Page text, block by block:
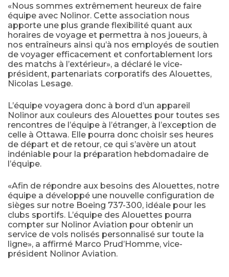
«Nous sommes extrêmement heureux de faire
équipe avec Nolinor. Cette association nous
apporte une plus grande flexibilité quant aux
horaires de voyage et permettra à nos joueurs, à
nos entraîneurs ainsi qu’à nos employés de soutien
de voyager efficacement et confortablement lors
des matchs à l’extérieur», a déclaré le vice-
président, partenariats corporatifs des Alouettes,
Nicolas Lesage.
L’équipe voyagera donc à bord d’un appareil
Nolinor aux couleurs des Alouettes pour toutes ses
rencontres de l’équipe à l’étranger, à l’exception de
celle à Ottawa. Elle pourra donc choisir ses heures
de départ et de retour, ce qui s’avère un atout
indéniable pour la préparation hebdomadaire de
l’équipe.
«Afin de répondre aux besoins des Alouettes, notre
équipe a développé une nouvelle configuration de
sièges sur notre Boeing 737-300, idéale pour les
clubs sportifs. L’équipe des Alouettes pourra
compter sur Nolinor Aviation pour obtenir un
service de vols nolisés personnalisé sur toute la
ligne», a affirmé Marco Prud’Homme, vice-
président Nolinor Aviation.